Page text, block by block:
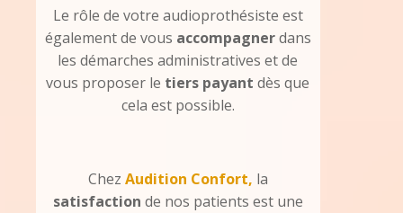
Le rôle de votre audioprothésiste est
également de vous accompagnerdans
les démarches administratives et de
vous proposer le tiers payant dès que
cela est possible.
Chez Audition Confort, la
satisfaction de nos patients est une